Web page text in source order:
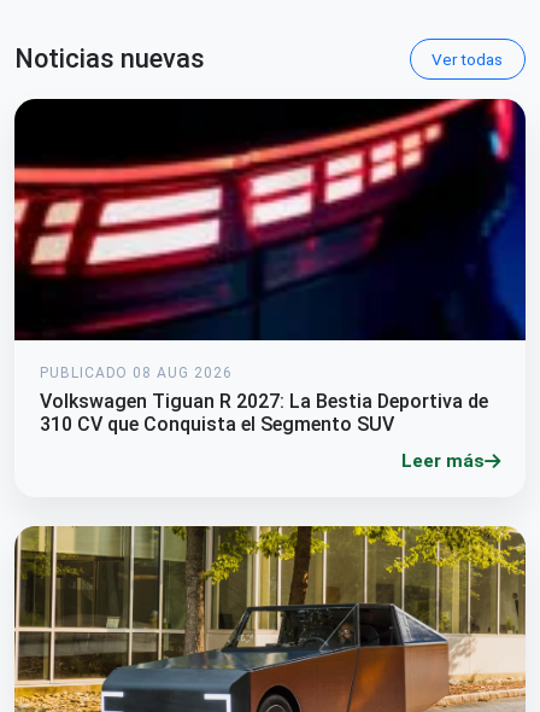
Noticias nuevas Ver todas
PUBLICADO 08 AUG 2026
Volkswagen Tiguan R 2027: La Bestia Deportiva de
310 CV que Conquista el Segmento SUV
Leer más